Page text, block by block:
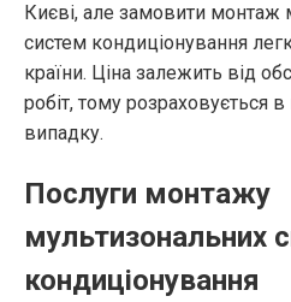
Києві, але замовити монтаж
систем кондиціонування
країни. Ціна залежить від
робіт, тому розраховується
випадку.
Послуги монтажу
мультизональних
кондиціонування